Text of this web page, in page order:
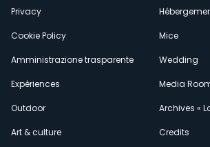
Privacy
Cookie Policy
Amministrazione trasparente
Expériences
Outdoor
Art & culture
Mice
Wedding
Media
Archives «
Credits